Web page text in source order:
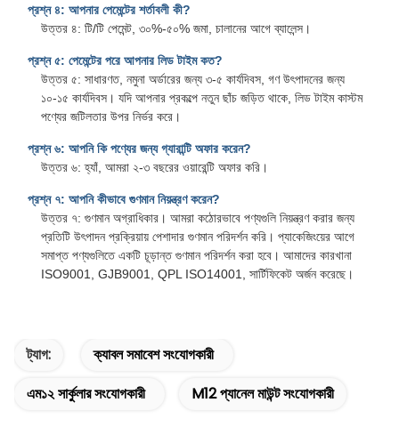
প্রশ্ন ৪: আপনার পেমেন্টের শর্তাবলী কী?
উত্তর ৪: টি/টি পেমেন্ট, ৩০%-৫০% জমা, চালানের আগে ব্যালেন্স।
প্রশ্ন ৫: পেমেন্টের পরে আপনার লিড টাইম কত?
উত্তর ৫: সাধারণত, নমুনা অর্ডারের জন্য ৩-৫ কার্যদিবস, গণ উৎপাদনের জন্য
১০-১৫ কার্যদিবস। যদি আপনার প্রকল্পে নতুন ছাঁচ জড়িত থাকে, লিড টাইম কাস্টম
পণ্যের জটিলতার উপর নির্ভর করে।
প্রশ্ন ৬: আপনি কি পণ্যের জন্য গ্যারান্টি অফার করেন?
উত্তর ৬: হ্যাঁ, আমরা ২-৩ বছরের ওয়ারেন্টি অফার করি।
প্রশ্ন ৭: আপনি কীভাবে গুণমান নিয়ন্ত্রণ করেন?
উত্তর ৭: গুণমান অগ্রাধিকার। আমরা কঠোরভাবে পণ্যগুলি নিয়ন্ত্রণ করার জন্য
প্রতিটি উৎপাদন প্রক্রিয়ায় পেশাদার গুণমান পরিদর্শন করি। প্যাকেজিংয়ের আগে
সমাপ্ত পণ্যগুলিতে একটি চূড়ান্ত গুণমান পরিদর্শন করা হবে। আমাদের কারখানা
ISO9001, GJB9001, QPL ISO14001, সার্টিফিকেট অর্জন করেছে।
ট্যাগ:
ক্যাবল সমাবেশ সংযোগকারী
এম১২ সার্কুলার সংযোগকারী
M12 প্যানেল মাউন্ট সংযোগকারী